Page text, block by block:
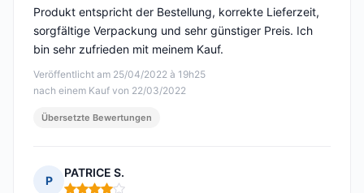
Veröffentlicht am 25/04/2022 à 19h25
nach einem Kauf von 22/03/2022
Produkt entspricht der Bestellung, korrekte Lieferzeit,
sorgfältige Verpackung und sehr günstiger Preis. Ich
bin sehr zufrieden mit meinem Kauf.
Übersetzte Bewertungen
P
PATRICE S.